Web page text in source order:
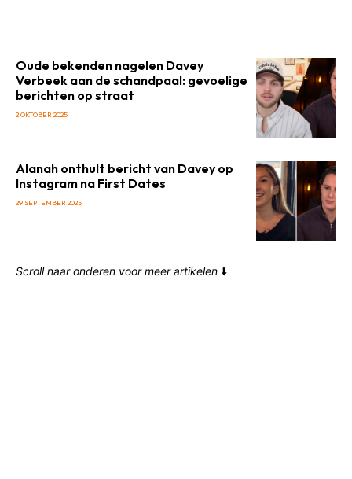
Oude bekenden nagelen Davey
Verbeek aan de schandpaal: gevoelige
berichten op straat
2 OKTOBER 2025
Alanah onthult bericht van Davey op
Instagram na First Dates
29 SEPTEMBER 2025
Scroll naar onderen voor meer artikelen ⬇️